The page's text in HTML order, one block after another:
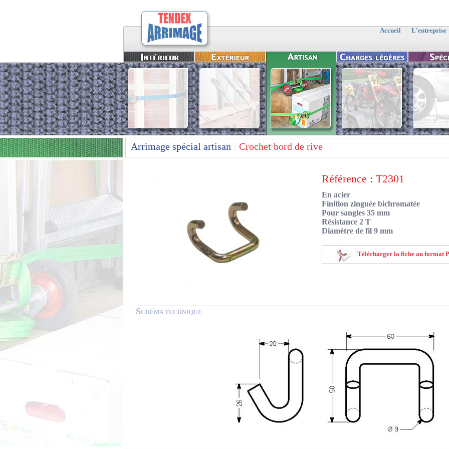
Accueil L'entreprise
Arrimage spécial artisan : Crochet bord de rive
Référence : T2301
En acier
Finition zinguée bichromatée
Pour sangles 35 mm
Résistance 2 T
Diamètre de fil 9 mm
Télécharger la fiche au format
SCHÉMA TECHNIQUE